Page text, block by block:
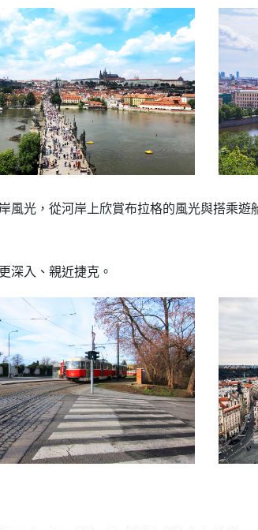
風光，從河岸上欣賞布拉格的風光與搭乘
深入、親近捷克。